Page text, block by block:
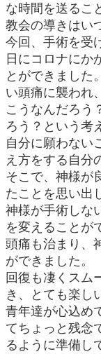
な時間を送るこ
教会の導きはい
今回、手術を受
日にコロナにか
とができました
い頭痛に襲われ
こうなんだろう
ろう？という考
自分に願わない
え方をする自分
そこで、神様が
たことを思い出
神様が手術しな
を変えることが
頭痛も治まり、
ができました。
回復も凄くスム
き、とても楽し
青年達が心込め
てちょっと残念
るように準備し